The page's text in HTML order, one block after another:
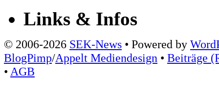
Links & Infos
© 2006-2026 SEK-News • Powered by
BlogPimp/Appelt Mediendesign • Beiträge
• AGB